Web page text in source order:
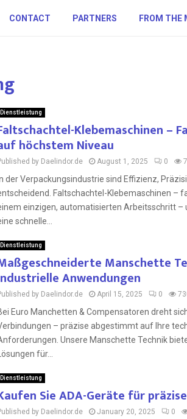
CONTACT PARTNERS FROM THE
Dienstleistung
Klebemaschinen –
höchstem Niveau
by Daelindor.de August 1, 2025 0
der Verpackungsindustrie sind Effizienz,
Faltschachtel-Klebemaschinen –
einzigen, automatisierten Arbeitsschritt –
schnelle...
Dienstleistung
Manschette
Anwendungen
by Daelindor.de April 15, 2025 0
Euro Manchetten & Compensatoren dreht
– präzise abgestimmt auf Ihre
Unsere Manschette Technik
Lösungen für...
Dienstleistung
Sie ADA-Geräte für
by Daelindor.de January 20, 2025 0